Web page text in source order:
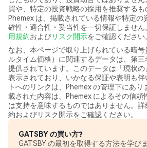
買や、特定の投資戦略の採用を推奨するも
Phemex は、掲載されている情報や特定の
確性・適合性・妥当性を一切保証しません
用規約およびリスク開示をご確認ください。
なお、本ページで取り上げられている暗
ルタイム価格）に関連するデータは、第
提供されています。このデータは「現状
表示されており、いかなる保証や表明も
トへのリンクは、Phemex の管理下にあ
載された内容は、Phemex によるその信頼
は支持を意味するものではありません。
約およびリスク開示をご確認ください。
GATSBY の買い方?
GATSBY の最初を取得する方法を学び